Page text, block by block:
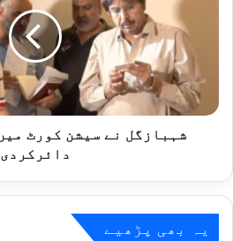
درخواست
ضمانت
دائرکردی
شہبازگل نے سیشن کورٹ
دائرکردی
یہ بھی پڑھیے